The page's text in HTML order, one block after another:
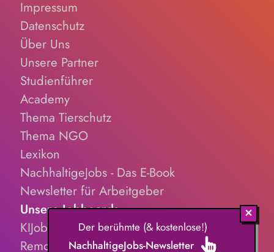
Impressum
Datenschutz
Über Uns
Unsere Partner
Studienführer
Academy
Thema Tierschutz
Thema NGO
Lexikon
NachhaltigeJobs - Das E-Book
Newsletter für Arbeitgeber
Unsere Jobboards
KIJobs.de
RemoteJobs.de
Der berühmte (& kostenlose!)
NachhaltigeJobs-Newsletter